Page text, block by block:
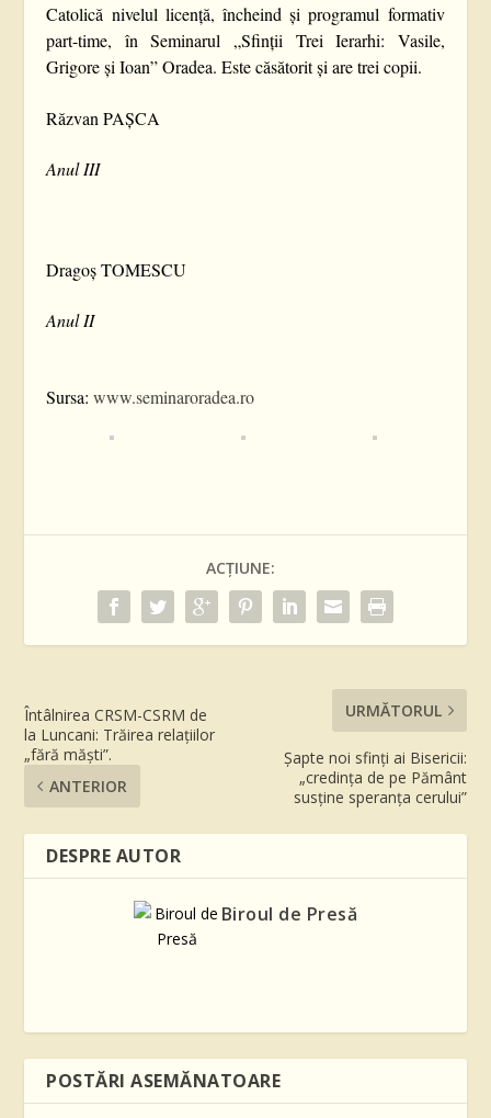
Catolică nivelul licență, încheind și programul formativ
part-time, în Seminarul „Sfinții Trei Ierarhi: Vasile,
Grigore și Ioan” Oradea. Este căsătorit și are trei copii.
Răzvan PAȘCA
Anul III
Dragoș TOMESCU
Anul II
Sursa:www.seminaroradea.ro
ACȚIUNE:
Întâlnirea CRSM-CSRM de
la Luncani: Trăirea relaţiilor
„fără măşti”.
ANTERIOR
URMĂTORUL
Șapte noi sfinți ai Bisericii:
„credința de pe Pământ
susține speranța cerului”
DESPRE AUTOR
Biroul de Presă
POSTĂRI ASEMĂNATOARE